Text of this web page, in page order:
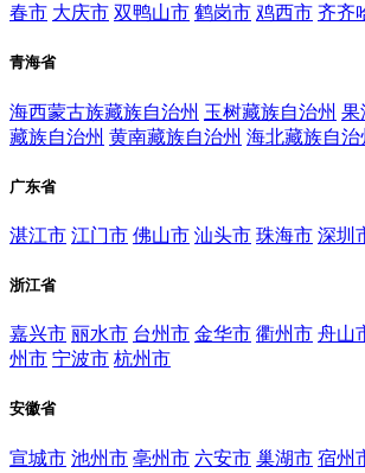
春市 大庆市 双鸭山市 鹤岗市 鸡西市 齐齐
青海省
海西蒙古族藏族自治州 玉树藏族自治州 果
藏族自治州 黄南藏族自治州 海北藏族自治
广东省
湛江市 江门市 佛山市 汕头市 珠海市 深圳
浙江省
嘉兴市 丽水市 台州市 金华市 衢州市 舟山
州市 宁波市 杭州市
安徽省
宣城市 池州市 亳州市 六安市 巢湖市 宿州